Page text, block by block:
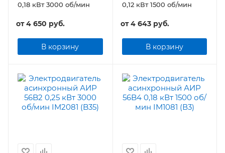
0,18 кВт 3000 об/мин
от4 650 руб.
В корзину
0,12 кВт 1500 об/мин
от4 643 руб.
В корзину